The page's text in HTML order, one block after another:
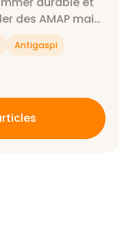
des AMAP mais
ce que c'est ?
pour toi 😉
Antigaspi